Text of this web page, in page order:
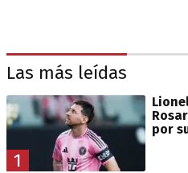
Las más leídas
1
por